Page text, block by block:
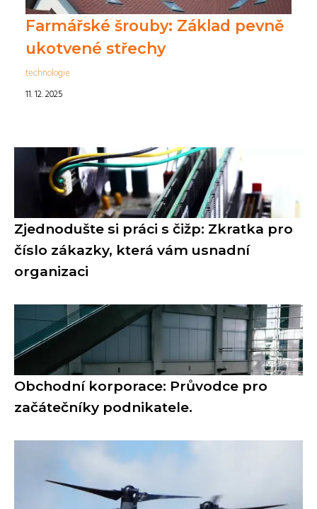
Farmářské šrouby: Základ pevně
ukotvené střechy
technologie
11. 12. 2025
Zjednodušte si práci s čižp: Zkratka pro
číslo zákazky, která vám usnadní
organizaci
Obchodní korporace: Průvodce pro
začátečníky podnikatele.